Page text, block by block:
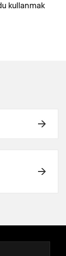
kullanmak